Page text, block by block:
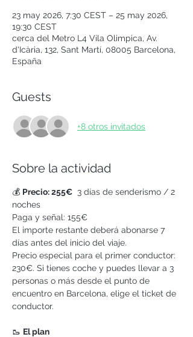
23 may 2026, 7:30 CEST – 25 may 2026,
19:30 CEST
cerca del Metro L4 Vila Olimpica, Av.
d'Icària, 132, Sant Martí, 08005 Barcelona,
España
Guests
+8 otros invitados
Sobre la actividad
💰 Precio: 255€
  3 días de senderismo / 2
noches
Paga y señal: 155€
El importe restante deberá abonarse 7
días antes del inicio del viaje.
Precio especial para el primer conductor:
230€. Si tienes coche y puedes llevar a 3
personas o más desde el punto de
encuentro en Barcelona, elige el ticket de
conductor.
🥾 El plan